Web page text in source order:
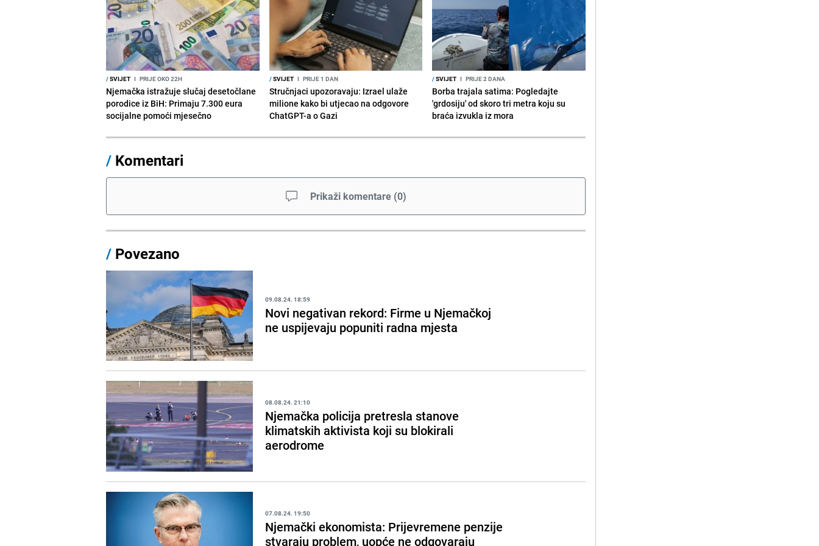
/SVIJET I PRIJE OKO 22H
Njemačka istražuje slučaj desetočlane
porodice iz BiH: Primaju 7.300 eura
socijalne pomoći mjesečno
/SVIJET I PRIJE 1 DAN
Stručnjaci upozoravaju: Izrael ulaže
milione kako bi utjecao na odgovore
ChatGPT-a o Gazi
/SVIJET I PRIJE 2 DANA
Borba trajala satima: Pogledajte
'grdosiju' od skoro tri metra koju su
braća izvukla iz mora
/ Komentari
Prikaži komentare (0)
/ Povezano
09.08.24. 18:59
Novi negativan rekord: Firme u Njemačkoj
ne uspijevaju popuniti radna mjesta
08.08.24. 21:10
Njemačka policija pretresla stanove
klimatskih aktivista koji su blokirali
aerodrome
07.08.24. 19:50
Njemački ekonomista: Prijevremene penzije
stvaraju problem, uopće ne odgovaraju